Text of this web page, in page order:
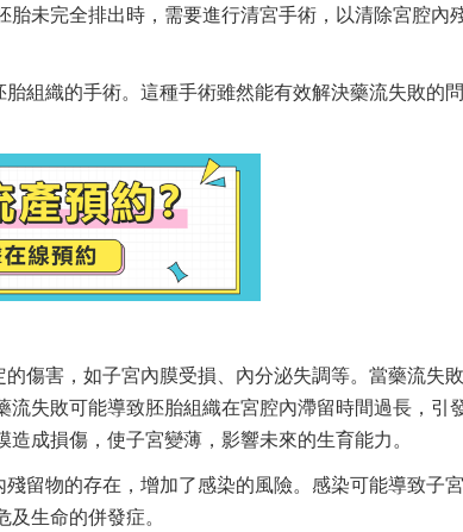
未完全排出時，需要進行清宮手術，以清除宮腔內
組織的手術。這種手術雖然能有效解決藥流失敗的問
傷害，如子宮內膜受損、內分泌失調等。當藥流失
失敗可能導致胚胎組織在宮腔內滯留時間過長，引
成損傷，使子宮變薄，影響未來的生育能力。
留物的存在，增加了感染的風險。感染可能導致子
生命的併發症。